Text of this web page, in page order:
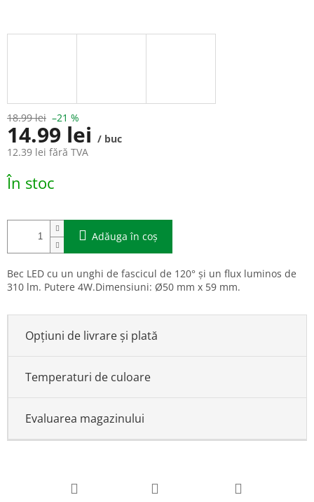
18.99 lei –21 %
14.99 lei / buc
12.39 lei fără TVA
Evaluare
preţ:
În stoc
Adăuga în coş
Bec LED cu un unghi de fascicul de 120° și un flux luminos de
310 lm. Putere 4W.Dimensiuni: Ø50 mm x 59 mm.
Opțiuni de livrare și plată
Temperaturi de culoare
Evaluarea magazinului